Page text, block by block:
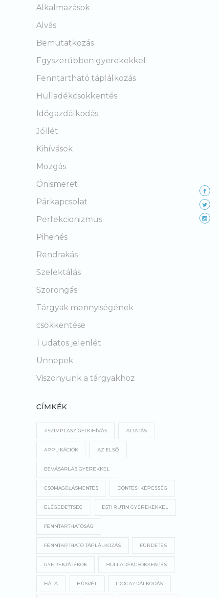
Alkalmazások
Alvás
Bemutatkozás
Egyszerűbben gyerekekkel
Fenntartható táplálkozás
Hulladékcsökkentés
Időgazdálkodás
Jóllét
Kihívások
Mozgás
Önismeret
Párkapcsolat
Perfekcionizmus
Pihenés
Rendrakás
Szelektálás
Szorongás
Tárgyak mennyiségének
csökkentése
Tudatos jelenlét
Ünnepek
Viszonyunk a tárgyakhoz
CÍMKÉK
#SZIMPLASZIGETKIHÍVÁS ALTATÁS
APPLIKÁCIÓK AZ ELSŐ
BEVÁSÁRLÁS GYEREKKEL
CSOMAGOLÁSMENTES DÖNTÉSI KÉPESSÉG
ELÉGEDETTSÉG ESTI RUTIN GYEREKEKKEL
FENNTARTHATÓSÁG
FENNTARTHATÓ TÁPLÁLKOZÁS FÜRDETÉS
GYEREKJÁTÉKOK HULLADÉKCSÖKKENTÉS
HÁLA HÚSVÉT IDŐGAZDÁLKODÁS